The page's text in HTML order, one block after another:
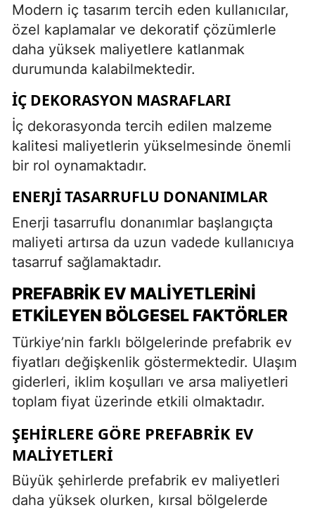
Modern iç tasarım tercih eden kullanıcılar,
özel kaplamalar ve dekoratif çözümlerle
daha yüksek maliyetlere katlanmak
durumunda kalabilmektedir.
İÇ DEKORASYON MASRAFLARI
İç dekorasyonda tercih edilen malzeme
kalitesi maliyetlerin yükselmesinde önemli
bir rol oynamaktadır.
ENERJI TASARRUFLU DONANIMLAR
Enerji tasarruflu donanımlar başlangıçta
maliyeti artırsa da uzun vadede kullanıcıya
tasarruf sağlamaktadır.
PREFABRIK EV MALIYETLERINI
ETKILEYEN BÖLGESEL FAKTÖRLER
Türkiye’nin farklı bölgelerinde prefabrik ev
fiyatları değişkenlik göstermektedir. Ulaşım
giderleri, iklim koşulları ve arsa maliyetleri
toplam fiyat üzerinde etkili olmaktadır.
ŞEHIRLERE GÖRE PREFABRIK EV
MALIYETLERI
Büyük şehirlerde prefabrik ev maliyetleri
daha yüksek olurken, kırsal bölgelerde